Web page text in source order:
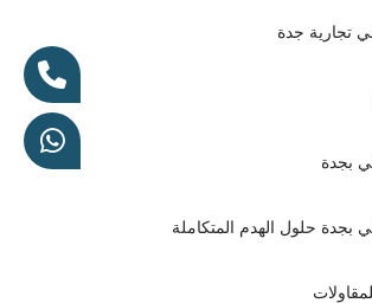
تجارية جدة
بجدة
بجدة حلول الهدم المتكاملة